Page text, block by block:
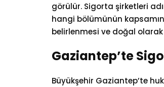
görülür. Sigorta şirketleri
hangi bölümünün
belirlenmesi ve doğal
Gaziantep’te
Büyükşehir Gaziantep’te